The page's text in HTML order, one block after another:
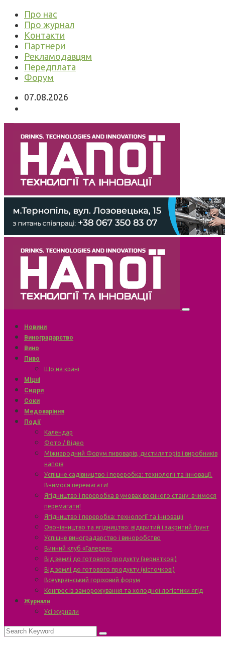
Про нас
Про журнал
Контакти
Партнери
Рекламодавцям
Передплата
Форум
07.08.2026
Новини
Виноградарство
Вино
Пиво
Що на крані
Міцні
Сидри
Соки
Медоваріння
Події
Календар
Фото / Відео
Міжнародний Форум пивоварів, дистиляторів і виробників
напоїв
Успішне садівництво і переробка: технології та інновації.
Вчимося перемагати!
Ягідництво і переробка в умовах воєнного стану: вчимося
перемагати!
Ягідництво і переробка: технології та інновації
Овочівництво та ягідництво: відкритий і закритий ґрунт
Успішне виноградарство і виноробство
Винний клуб «Галерея»
Від землі до готового продукту (зерняткові)
Від землі до готового продукту (кісточкові)
Всеукраїнський горіховий форум
Конгрес із заморожування та холодної логістики ягід
Журнали
Усі журнали